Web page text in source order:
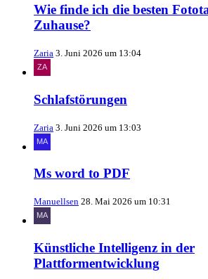
Wie finde ich die besten
Zuhause?
Zaria 3. Juni 2026 um 13:04
Schlafstörungen
Zaria 3. Juni 2026 um 13:03
Ms word to PDF
Manuellsen 28. Mai 2026 um 10:31
Künstliche Intelligenz in der
Plattformentwicklung